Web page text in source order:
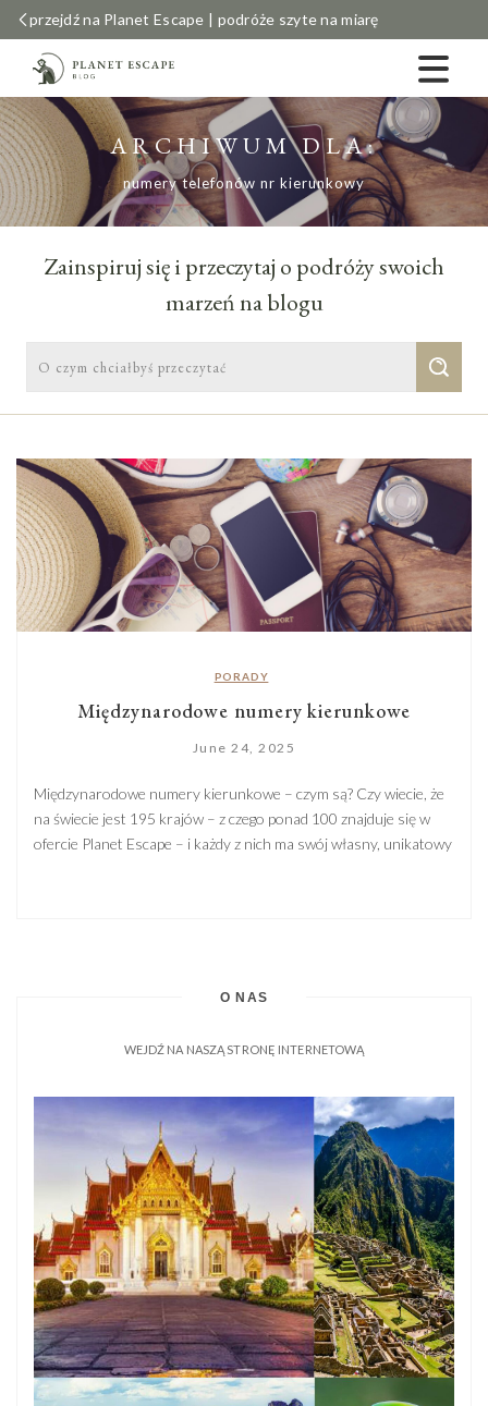
przejdź na Planet Escape | podróże szyte na miarę
ARCHIWUM DLA:
numery telefonów nr kierunkowy
Zainspiruj się i przeczytaj o podróży swoich
marzeń na blogu
PORADY
Międzynarodowe numery kierunkowe
June 24, 2025
Międzynarodowe numery kierunkowe – czym są? Czy wiecie, że
na świecie jest 195 krajów – z czego ponad 100 znajduje się w
ofercie Planet Escape – i każdy z nich ma swój własny, unikatowy
O NAS
WEJDŹ NA NASZĄ STRONĘ INTERNETOWĄ